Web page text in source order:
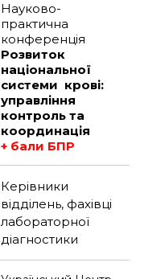
Науково-
практична
конференція
Розвиток
національної
системи  крові:
управління
контроль та
координація
+ бали БПР
Керівники
відділень, фахівці
лабораторної
діагностики